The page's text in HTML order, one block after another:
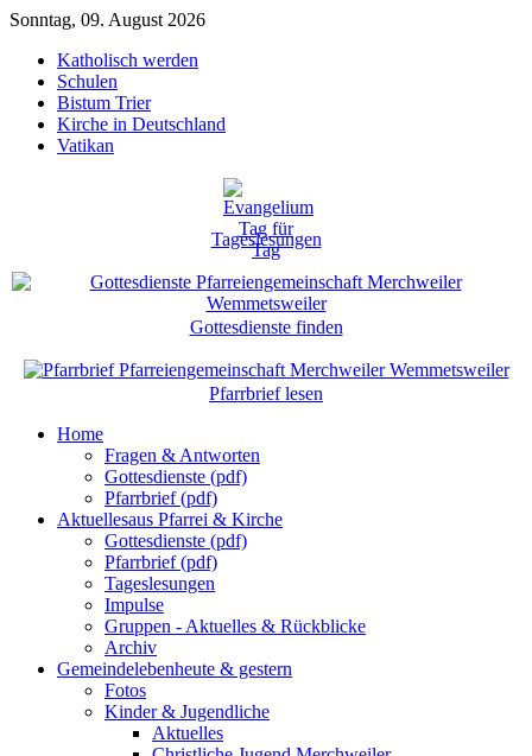
Sonntag, 09. August 2026
Katholisch werden
Schulen
Bistum Trier
Kirche in Deutschland
Vatikan
Tageslesungen
Gottesdienste finden
Pfarrbrief lesen
Home
Fragen & Antworten
Gottesdienste (pdf)
Pfarrbrief (pdf)
Aktuellesaus Pfarrei & Kirche
Gottesdienste (pdf)
Pfarrbrief (pdf)
Tageslesungen
Impulse
Gruppen - Aktuelles & Rückblicke
Archiv
Gemeindelebenheute & gestern
Fotos
Kinder & Jugendliche
Aktuelles